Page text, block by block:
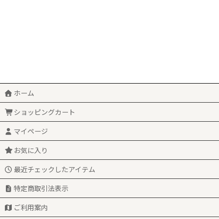
ホーム
ショッピングカート
マイページ
お気に入り
最近チェックしたアイテム
特定商取引法表示
ご利用案内